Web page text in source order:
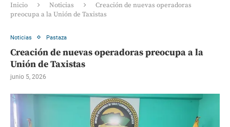
Inicio Noticias
Creación de nuevas operadoras
preocupa a la Unión de Taxistas
Noticias Pastaza
Creación de nuevas operadoras preocupa a la
Unión de Taxistas
junio 5, 2026